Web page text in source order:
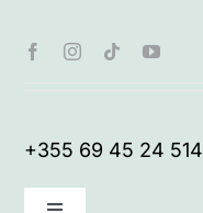
+355 69 45 24 514